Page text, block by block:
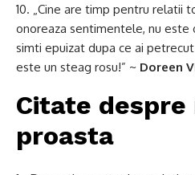
„Cine are timp pentru relatii
onoreaza sentimentele, nu este
simti epuizat dupa ce ai
este un steag rosu!” ~ Doreen
Citate
proasta